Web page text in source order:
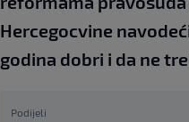
Hercegocvine
godina dobri i da ne
Podijeli